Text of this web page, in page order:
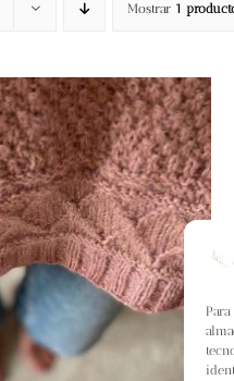
Mostrar 1